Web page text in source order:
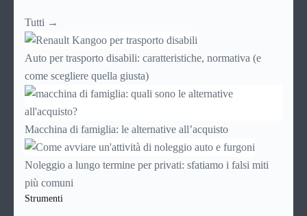
Tutti →
Auto per trasporto disabili: caratteristiche, normativa (e
come scegliere quella giusta)
Macchina di famiglia: le alternative all’acquisto
Noleggio a lungo termine per privati: sfatiamo i falsi miti
più comuni
Strumenti